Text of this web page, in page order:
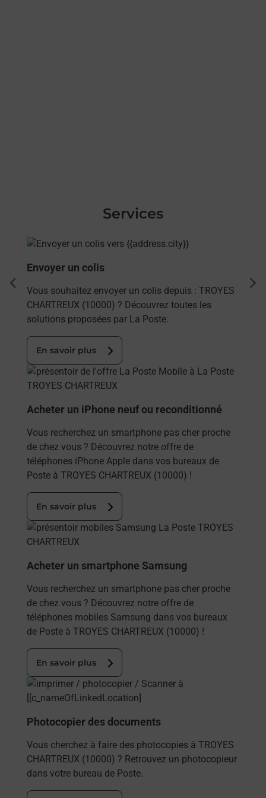
Services
En savoir plus
Envoyer un colis
Vous souhaitez envoyer un colis depuis : TROYES
CHARTREUX (10000) ? Découvrez toutes les
solutions proposées par La Poste.
En savoir plus
En savoir plus
Acheter un iPhone neuf ou reconditionné
Vous recherchez un smartphone pas cher proche
de chez vous ? Découvrez notre offre de
téléphones iPhone Apple dans vos bureaux de
Poste à TROYES CHARTREUX (10000) !
En savoir plus
En savoir plus
Acheter un smartphone Samsung
Vous recherchez un smartphone pas cher proche
de chez vous ? Découvrez notre offre de
téléphones mobiles Samsung dans vos bureaux
de Poste à TROYES CHARTREUX (10000) !
En savoir plus
En savoir plus
Photocopier des documents
Vous cherchez à faire des photocopies à TROYES
CHARTREUX (10000) ? Retrouvez un photocopieur
dans votre bureau de Poste.